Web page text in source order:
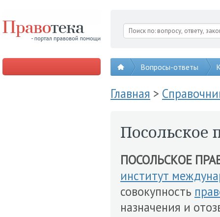
Вопросы-ответы
Главная >
Посольское
ПОСОЛЬСКОЕ
институт
совокупность
назначения и